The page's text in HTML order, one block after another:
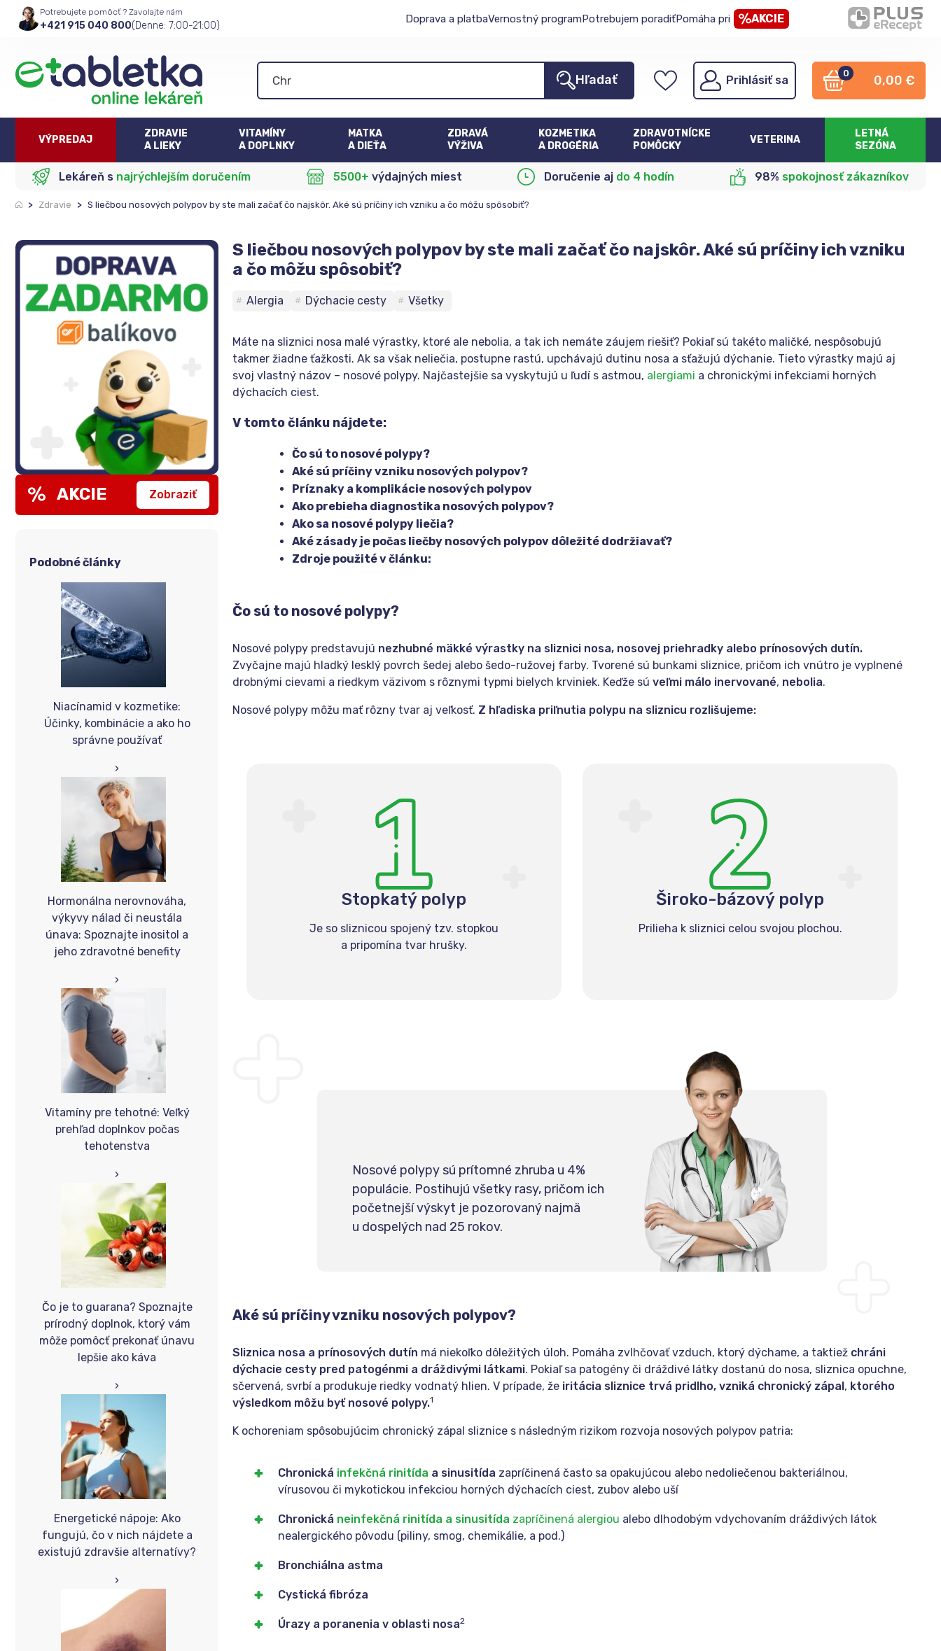
Potrebujete pomôcť ? Zavolajte nám
+421 915 040 800(Denne: 7:00-21:00)
Doprava a platbaVernostný programPotrebujem poradiťPomáha pri AKCIE
Hľadať Prihlásiť sa
0 0,00 €
VÝPREDAJ
ZDRAVIE
A LIEKY
VITAMÍNY
A DOPLNKY
MATKA
A DIEŤA
ZDRAVÁ
VÝŽIVA
KOZMETIKA
A DROGÉRIA
ZDRAVOTNÍCKE
POMÔCKY
VETERINA
LETNÁ
SEZÓNA
Lekáreň s najrýchlejším doručením 5500+ výdajných miest Doručenie aj do 4 hodín 98% spokojnosť zákazníkov
> Zdravie > S liečbou nosových polypov by ste mali začať čo najskôr. Aké sú príčiny ich vzniku a čo môžu spôsobiť?
S liečbou nosových polypov by ste mali začať čo najskôr. Aké sú príčiny ich vzniku
a čo môžu spôsobiť?
Alergia Dýchacie cesty Všetky
Máte na sliznici nosa malé výrastky, ktoré ale nebolia, a tak ich nemáte záujem riešiť? Pokiaľ sú takéto maličké, nespôsobujú
takmer žiadne ťažkosti. Ak sa však neliečia, postupne rastú, upchávajú dutinu nosa a sťažujú dýchanie. Tieto výrastky majú aj
svoj vlastný názov – nosové polypy. Najčastejšie sa vyskytujú u ľudí s astmou, alergiami a chronickými infekciami horných
dýchacích ciest.
V tomto článku nájdete:
Čo sú to nosové polypy?
Aké sú príčiny vzniku nosových polypov?
Príznaky a komplikácie nosových polypov
Ako prebieha diagnostika nosových polypov?
Ako sa nosové polypy liečia?
Aké zásady je počas liečby nosových polypov dôležité dodržiavať?
Zdroje použité v článku:
Čo sú to nosové polypy?
Nosové polypy predstavujú nezhubné mäkké výrastky na sliznici nosa, nosovej priehradky alebo prínosových dutín.
Zvyčajne majú hladký lesklý povrch šedej alebo šedo-ružovej farby. Tvorené sú bunkami sliznice, pričom ich vnútro je vyplnené
drobnými cievami a riedkym väzivom s rôznymi typmi bielych krviniek. Keďže sú veľmi málo inervované, nebolia.
Nosové polypy môžu mať rôzny tvar aj veľkosť. Z hľadiska priľnutia polypu na sliznicu rozlišujeme:
Stopkatý polyp
Je so sliznicou spojený tzv. stopkou
a pripomína tvar hrušky.
Široko-bázový polyp
Prilieha k sliznici celou svojou plochou.
Nosové polypy sú prítomné zhruba u 4%
populácie. Postihujú všetky rasy, pričom ich
početnejší výskyt je pozorovaný najmä
u dospelých nad 25 rokov.
Aké sú príčiny vzniku nosových polypov?
Sliznica nosa a prínosových dutín má niekoľko dôležitých úloh. Pomáha zvlhčovať vzduch, ktorý dýchame, a taktiež chráni
dýchacie cesty pred patogénmi a dráždivými látkami. Pokiaľ sa patogény či dráždivé látky dostanú do nosa, sliznica opuchne,
sčervená, svrbí a produkuje riedky vodnatý hlien. V prípade, že iritácia sliznice trvá pridlho, vzniká chronický zápal, ktorého
výsledkom môžu byť nosové polypy.1
K ochoreniam spôsobujúcim chronický zápal sliznice s následným rizikom rozvoja nosových polypov patria:
Chronická infekčná rinitída a sinusitída zapríčinená často sa opakujúcou alebo nedoliečenou bakteriálnou,
vírusovou či mykotickou infekciou horných dýchacích ciest, zubov alebo uší
Chronická neinfekčná rinitída a sinusitída zapríčinená alergiou alebo dlhodobým vdychovaním dráždivých látok
nealergického pôvodu (piliny, smog, chemikálie, a pod.)
Bronchiálna astma
Cystická fibróza
Úrazy a poranenia v oblasti nosa2
AKCIE Zobraziť
Podobné články
Niacínamid v kozmetike:
Účinky, kombinácie a ako ho
správne používať
›
Hormonálna nerovnováha,
výkyvy nálad či neustála
únava: Spoznajte inositol a
jeho zdravotné benefity
›
Vitamíny pre tehotné: Veľký
prehľad doplnkov počas
tehotenstva
›
Čo je to guarana? Spoznajte
prírodný doplnok, ktorý vám
môže pomôcť prekonať únavu
lepšie ako káva
›
Energetické nápoje: Ako
fungujú, čo v nich nájdete a
existujú zdravšie alternatívy?
›